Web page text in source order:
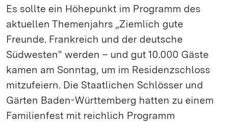
Es sollte ein Höhepunkt im Programm des
aktuellen Themenjahrs „Ziemlich gute
Freunde. Frankreich und der deutsche
Südwesten" werden – und gut 10.000 Gäste
kamen am Sonntag, um im Residenzschloss
mitzufeiern. Die Staatlichen Schlösser und
Gärten Baden-Württemberg hatten zu einem
Familienfest mit reichlich Programm